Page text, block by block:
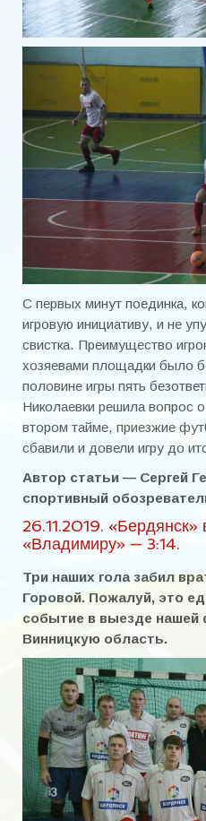
Женский футбол
Маэстро в Бердянске
Мотокросс в Бердянске.
Футбол в массы
Футбол в Украине 1912 год
Футболистка из Бердянска
Правда или миф….?
Фотоальбом №2
Фотоальбом №4
Галерея «Азовец»
Галерея «Дружба»
Галерея «Строитель»
Галерея «Торпедо»
Галерея «Энергия»
Галерея «Энергия» —
Фотоальбом — награды
Стадионы
Детско-юношеский клуб
НАПИСАТЬ НАМ
С первых минут поединка,
игровую инициативу, и не
свистка. Преимущество
хозяевами площадки было
половине игры пять
Николаевки решила вопрос
втором тайме, приезжие
сбавили и довели игру до
Автор статьи — Сергей
спортивный
26.11.2019. «Бердянск»
«Владимиру» — 3:14.
Три наших гола забил
Горовой. Пожалуй, это
событие в выезде
Винницкую область.